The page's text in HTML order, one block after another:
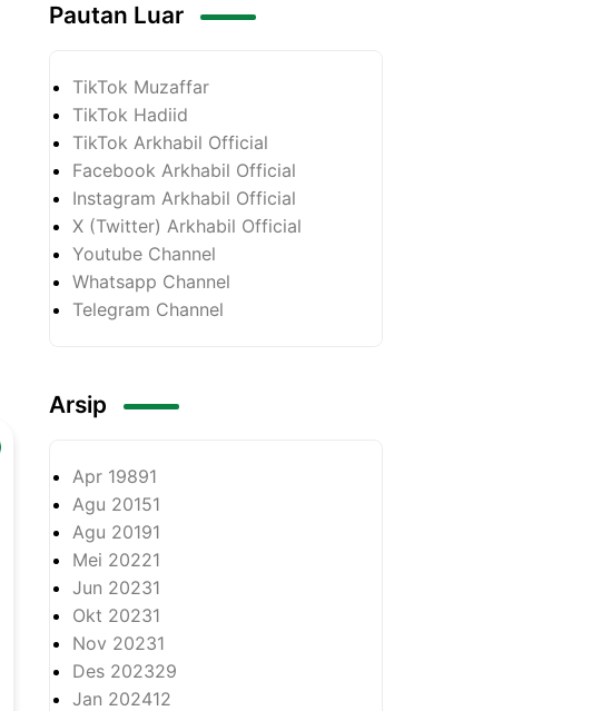
Pautan Luar
TikTok Muzaffar
TikTok Hadiid
TikTok Arkhabil Official
Facebook Arkhabil Official
Instagram Arkhabil Official
X (Twitter) Arkhabil Official
Youtube Channel
Whatsapp Channel
Telegram Channel
Arsip
Apr 19891
Agu 20151
Agu 20191
Mei 20221
Jun 20231
Okt 20231
Nov 20231
Des 202329
Jan 202412